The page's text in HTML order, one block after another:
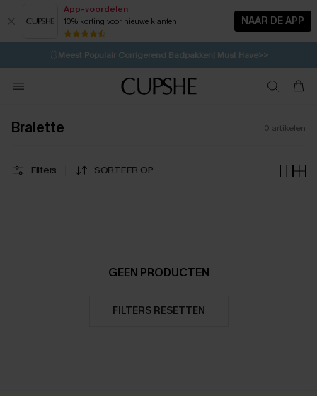
App-voordelen
10% korting voor nieuwe klanten NAAR DE APP
⚡️LAATSTE KANS | Tot 50% korting>>
🩱Meest Populair Corrigerend Badpakken| Must Have>>
💌Abonneer je & ontvang tot 15% korting>>
Koop 3, krijg 15% korting | CODE: SW15 1D:8H:37M:46S
Bralette 0 artikelen
Filters SORTEER OP
GEEN PRODUCTEN
FILTERS RESETTEN